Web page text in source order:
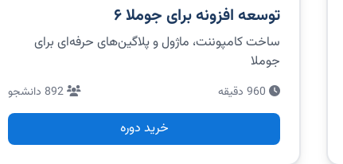
توسعه افزونه برای جوملا ۶
ساخت کامپوننت، ماژول و پلاگین‌های حرفه‌ای برای
جوملا
960 دقیقه 892 دانشجو
خرید دوره